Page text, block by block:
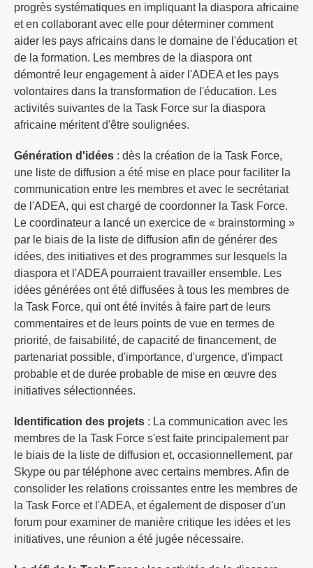
progrès systématiques en impliquant la diaspora africaine
et en collaborant avec elle pour déterminer comment
aider les pays africains dans le domaine de l'éducation et
de la formation. Les membres de la diaspora ont
démontré leur engagement à aider l'ADEA et les pays
volontaires dans la transformation de l'éducation. Les
activités suivantes de la Task Force sur la diaspora
africaine méritent d'être soulignées.
Génération d'idées : dès la création de la Task Force,
une liste de diffusion a été mise en place pour faciliter la
communication entre les membres et avec le secrétariat
de l'ADEA, qui est chargé de coordonner la Task Force.
Le coordinateur a lancé un exercice de « brainstorming »
par le biais de la liste de diffusion afin de générer des
idées, des initiatives et des programmes sur lesquels la
diaspora et l'ADEA pourraient travailler ensemble. Les
idées générées ont été diffusées à tous les membres de
la Task Force, qui ont été invités à faire part de leurs
commentaires et de leurs points de vue en termes de
priorité, de faisabilité, de capacité de financement, de
partenariat possible, d'importance, d'urgence, d'impact
probable et de durée probable de mise en œuvre des
initiatives sélectionnées.
Identification des projets : La communication avec les
membres de la Task Force s'est faite principalement par
le biais de la liste de diffusion et, occasionnellement, par
Skype ou par téléphone avec certains membres. Afin de
consolider les relations croissantes entre les membres de
la Task Force et l'ADEA, et également de disposer d'un
forum pour examiner de manière critique les idées et les
initiatives, une réunion a été jugée nécessaire.